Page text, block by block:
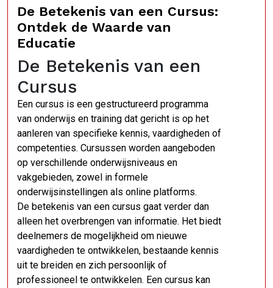
De Betekenis van een Cursus:
Ontdek de Waarde van
Educatie
De Betekenis van een
Cursus
Een cursus is een gestructureerd programma
van onderwijs en training dat gericht is op het
aanleren van specifieke kennis, vaardigheden of
competenties. Cursussen worden aangeboden
op verschillende onderwijsniveaus en
vakgebieden, zowel in formele
onderwijsinstellingen als online platforms.
De betekenis van een cursus gaat verder dan
alleen het overbrengen van informatie. Het biedt
deelnemers de mogelijkheid om nieuwe
vaardigheden te ontwikkelen, bestaande kennis
uit te breiden en zich persoonlijk of
professioneel te ontwikkelen. Een cursus kan